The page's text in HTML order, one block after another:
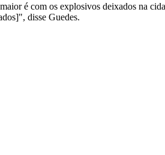
é com os explosivos deixados na
disse Guedes.